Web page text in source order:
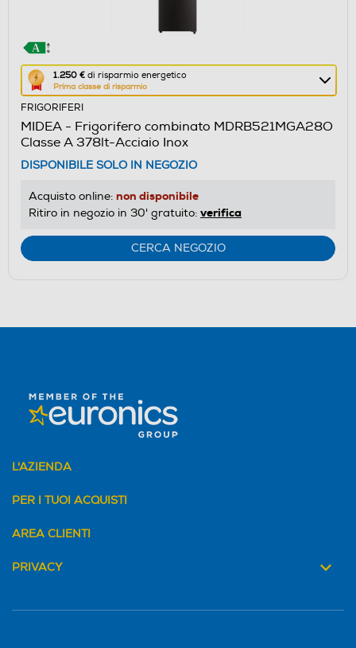
1.250 € di risparmio energetico
Prima classe di risparmio
Questa
azione
aprirà
il
Calcolatore
di
risparmio
energetico
Youreko.
FRIGORIFERI
MIDEA - Frigorifero combinato MDRB521MGA28O
Classe A 378lt-Acciaio Inox
DISPONIBILE SOLO IN NEGOZIO
Acquisto online: non disponibile
Ritiro in negozio in 30' gratuito: verifica
CERCA NEGOZIO
L'AZIENDA
PER I TUOI ACQUISTI
AREA CLIENTI
PRIVACY